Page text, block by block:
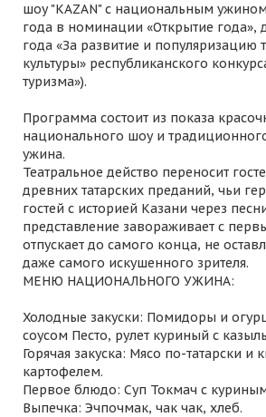
шоу "KAZAN" с национальным
года в номинации «Открытие года»,
года «За развитие и популяризацию
культуры» республиканского
туризма»).
Программа состоит из показа
национального шоу и
ужина.
Театральное действо переносит
древних татарских преданий, чьи
гостей с историей Казани через
представление завораживает с
отпускает до самого конца, не
даже самого искушенного зрителя.
МЕНЮ НАЦИОНАЛЬНОГО УЖИНА:
Холодные закуски: Помидоры и
соусом Песто, рулет куриный с
Горячая закуска: Мясо по-татарски и
картофелем.
Первое блюдо: Суп Токмач с
Выпечка: Эчпочмак, чак чак, хлеб.